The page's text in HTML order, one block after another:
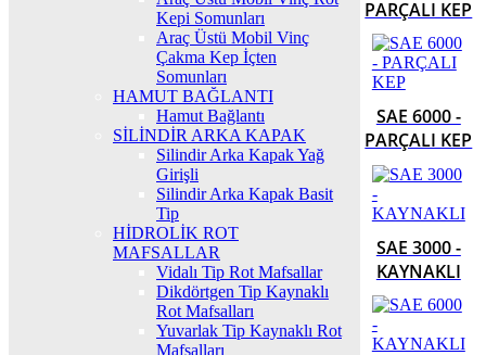
Kepi Somunları
Araç Üstü Mobil Vinç
Çakma Kep İçten
Somunları
HAMUT BAĞLANTI
Hamut Bağlantı
SİLİNDİR ARKA KAPAK
Silindir Arka Kapak Yağ
Girişli
Silindir Arka Kapak Basit
Tip
HİDROLİK ROT
MAFSALLAR
Vidalı Tip Rot Mafsallar
Dikdörtgen Tip Kaynaklı
Rot Mafsalları
Yuvarlak Tip Kaynaklı Rot
Mafsalları
PARÇALI KEP
SAE 6000 -
PARÇALI KEP
SAE 3000 -
KAYNAKLI